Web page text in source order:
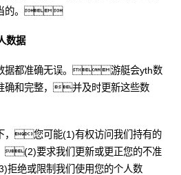
当的。
数据
据都准确无误。游艇会yth数
确和完整，并及时更新这些数
，您可能(1)有权访问我们持有的
(2)要求我们更新或更正您的不准
绝或限制我们使用您的个人数